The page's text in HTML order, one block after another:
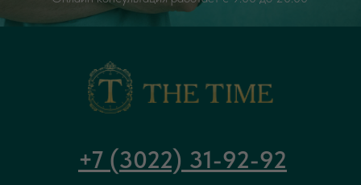
+7 (3022) 31-92-92